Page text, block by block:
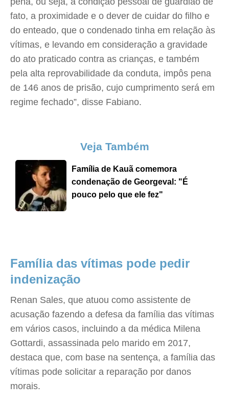
fato, a proximidade e o dever de cuidar do filho e
do enteado, que o condenado tinha em relação às
vítimas, e levando em consideração a gravidade
do ato praticado contra as crianças, e também
pela alta reprovabilidade da conduta, impôs pena
de 146 anos de prisão, cujo cumprimento será em
regime fechado”, disse Fabiano.
Veja Também
Família de Kauã comemora
condenação de Georgeval: "É
pouco pelo que ele fez"
Família das vítimas pode pedir
indenização
Renan Sales, que atuou como assistente de
acusação fazendo a defesa da família das vítimas
em vários casos, incluindo a da médica Milena
Gottardi, assassinada pelo marido em 2017,
destaca que, com base na sentença, a família das
vítimas pode solicitar a reparação por danos
morais.